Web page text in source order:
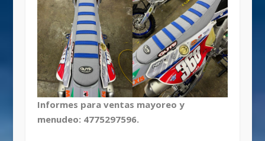
Informes para ventas mayoreo y
menudeo: 4775297596.